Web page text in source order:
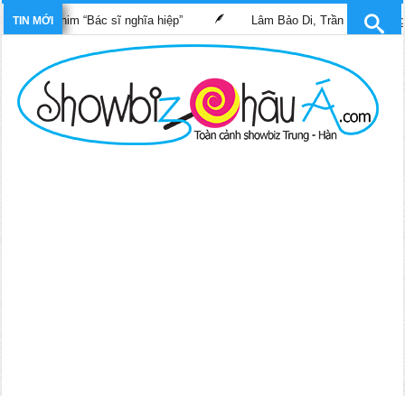
TIN MỚI
phim “Bác sĩ nghĩa hiệp” Lâm Bảo Di, Trần Pháp Dung tái